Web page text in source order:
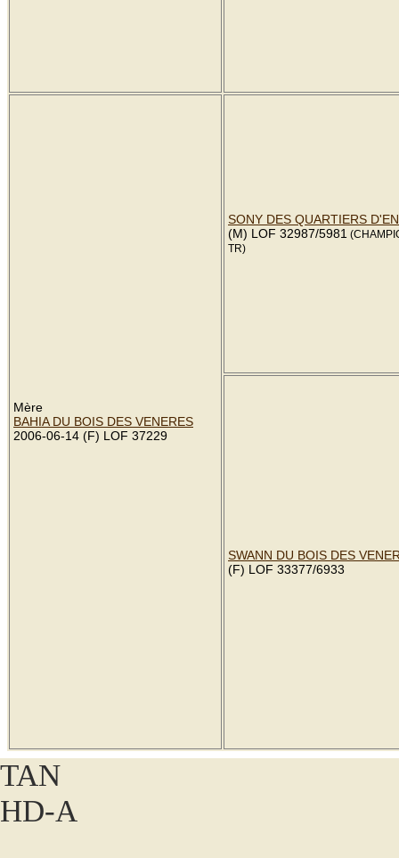
Mère
BAHIA DU BOIS DES VENERES
2006-06-14 (F) LOF 37229
SONY DES QUARTIERS
(M) LOF 32987/5981
TR)
SWANN DU BOIS DES
(F) LOF 33377/6933
TAN
HD-A